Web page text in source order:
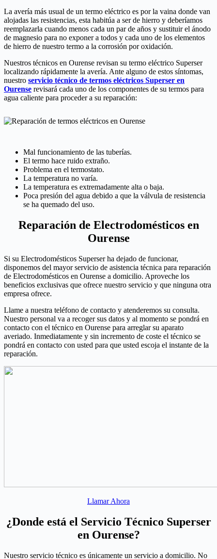
La avería más usual de un termo eléctrico es por la vaina donde van
alojadas las resistencias, esta habitúa a ser de hierro y deberíamos
reemplazarla cuando menos cada un par de años y sustituir el ánodo
de magnesio para no exponer a todos y cada uno de los elementos
de hierro de nuestro termo a la corrosión por oxidación.
Nuestros técnicos en Ourense revisan su termo eléctrico Superser
localizando rápidamente la avería. Ante alguno de estos síntomas,
nuestro servicio técnico de termos eléctricos Superser en
Ourense revisará cada uno de los componentes de su termos para
agua caliente para proceder a su reparación:
Mal funcionamiento de las tuberías.
El termo hace ruido extraño.
Problema en el termostato.
La temperatura no varía.
La temperatura es extremadamente alta o baja.
Poca presión del agua debido a que la válvula de resistencia
se ha quemado del uso.
Reparación de Electrodomésticos en
Ourense
Si su Electrodomésticos Superser ha dejado de funcionar,
disponemos del mayor servicio de asistencia técnica para reparación
de Electrodomésticos en Ourense a domicilio. Aproveche los
beneficios exclusivas que ofrece nuestro servicio y que ninguna otra
empresa ofrece.
Llame a nuestra teléfono de contacto y atenderemos su consulta.
Nuestro personal va a recoger sus datos y al momento se pondrá en
contacto con el técnico en Ourense para arreglar su aparato
averiado. Inmediatamente y sin incremento de coste el técnico se
pondrá en contacto con usted para que usted escoja el instante de la
reparación.
Llamar Ahora
¿Donde está el Servicio Técnico Superser
en Ourense?
Nuestro servicio técnico es únicamente un servicio a domicilio. No